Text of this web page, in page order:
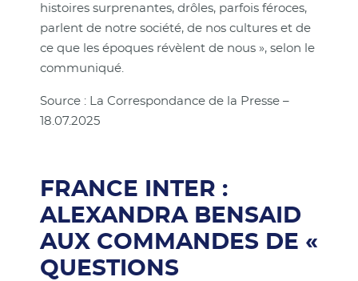
histoires surprenantes, drôles, parfois féroces,
parlent de notre société, de nos cultures et de
ce que les époques révèlent de nous », selon le
communiqué.
Source : La Correspondance de la Presse –
18.07.2025
FRANCE INTER :
ALEXANDRA BENSAID
AUX COMMANDES DE «
QUESTIONS